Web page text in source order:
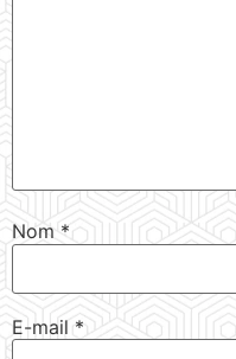
Nom*
E-mail*